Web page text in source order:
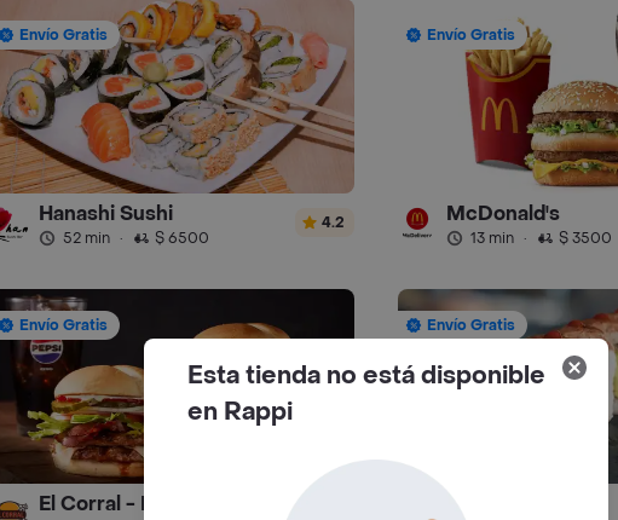
Envío Gratis
Hanashi Sushi
52 min · $ 6500
4.2
Envío Gratis
McDonald's
13 min · $ 3500
Envío Gratis
El Corral - Hamburguesa
Envío Gratis
Toshiro - Sushi
Esta tienda no está disponible
en Rappi